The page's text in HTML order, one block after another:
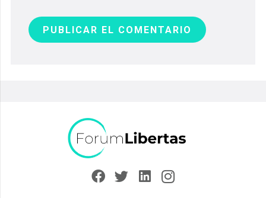
PUBLICAR EL COMENTARIO